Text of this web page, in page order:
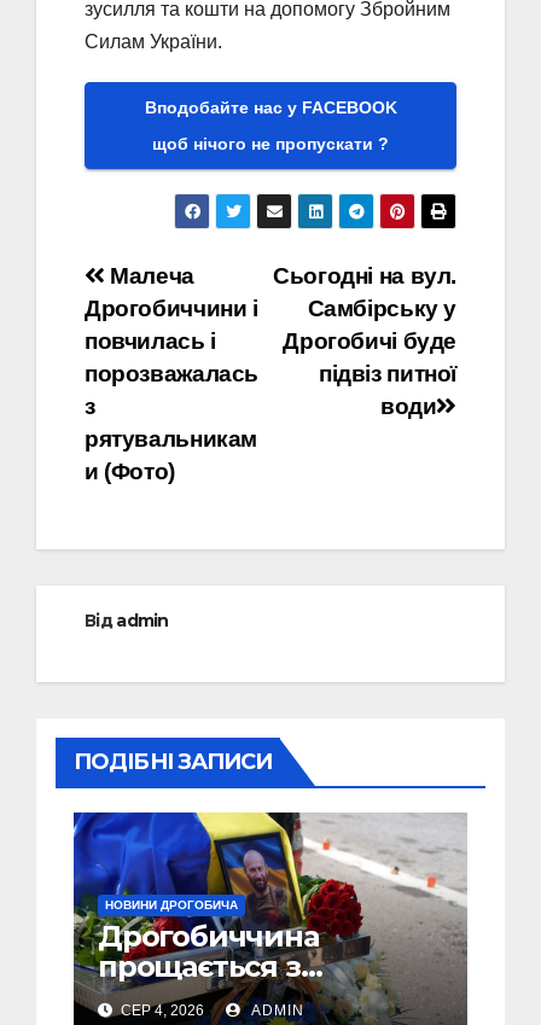
зусилля та кошти на допомогу Збройним
Силам України.
Вподобайте нас у FACEBOOK
щоб нічого не пропускати ?
Навігація
записів
Сьогодні на вул.
Самбірську у
Дрогобичі буде
підвіз питної
води
Малеча
Дрогобиччини і
повчилась і
порозважалась
з
рятувальникам
и (Фото)
Відadmin
ПОДІБНІ ЗАПИСИ
НОВИНИ ДРОГОБИЧА
Дрогобиччина
прощається з
полеглим Воїном
СЕР 4, 2026 ADMIN